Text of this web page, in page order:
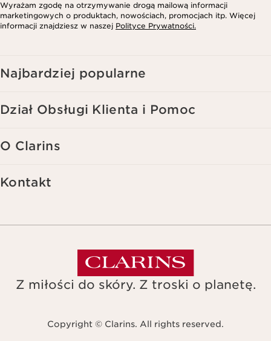
Wyrażam zgodę na otrzymywanie drogą mailową informacji
marketingowych o produktach, nowościach, promocjach itp. Więcej
informacji znajdziesz w naszej Polityce Prywatności.
Najbardziej popularne
Dział Obsługi Klienta i Pomoc
O Clarins
Kontakt
Z miłości do skóry. Z troski o planetę.
Copyright © Clarins. All rights reserved.